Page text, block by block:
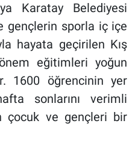
Karatay Belediyesi
gençlerin sporla iç içe
hayata geçirilen Kış
eğitimleri yoğun
1600 öğrencinin yer
sonlarını verimli
çocuk ve gençleri bir